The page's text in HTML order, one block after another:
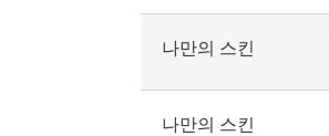
나만의 스킨
나만의 스킨